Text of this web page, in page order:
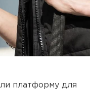
платформу для